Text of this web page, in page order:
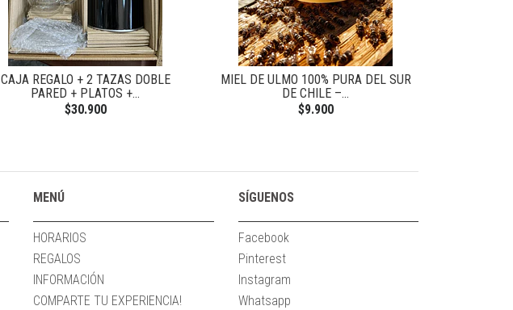
CAJA REGALO + 2 TAZAS DOBLE
PARED + PLATOS +...
$30.900
MIEL DE ULMO 100% PURA DEL SUR
DE CHILE –...
$9.900
MENÚ
HORARIOS
REGALOS
INFORMACIÓN
COMPARTE TU EXPERIENCIA!
SÍGUENOS
Facebook
Pinterest
Instagram
Whatsapp